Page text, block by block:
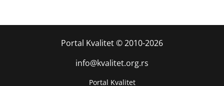
Portal Kvalitet © 2010-2026
info@kvalitet.org.rs
Portal Kvalitet